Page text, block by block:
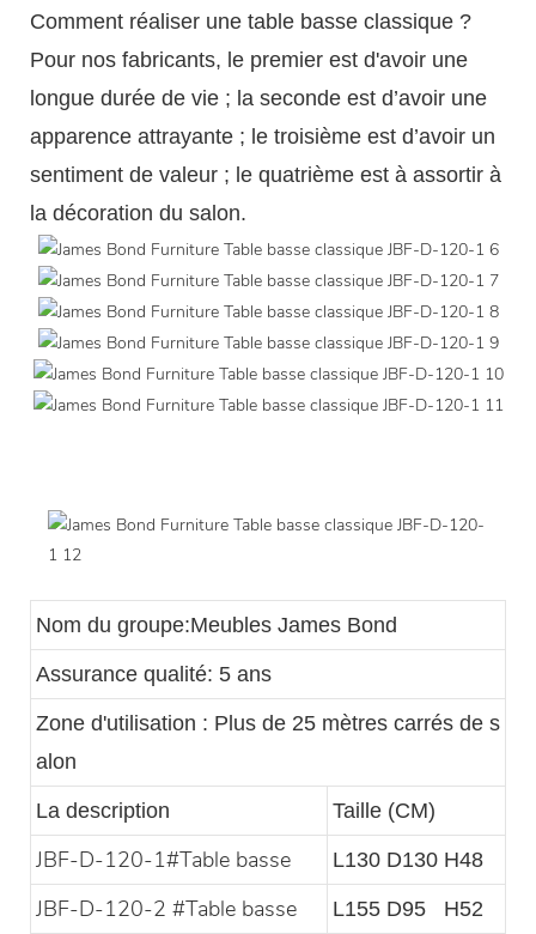
Comment réaliser une table basse classique ?
Pour nos fabricants, le premier est d'avoir une
longue durée de vie ; la seconde est d’avoir une
apparence attrayante ; le troisième est d’avoir un
sentiment de valeur ; le quatrième est à assortir à
la décoration du salon.
Nom du groupe:Meubles James Bond
Assurance qualité: 5 ans
Zone d'utilisation : Plus de 25 mètres carrés de s
alon
La description Taille (CM)
JBF-D-120-1#Table basse L130 D130 H48
JBF-D-120-2 #Table basse L155 D95 H52